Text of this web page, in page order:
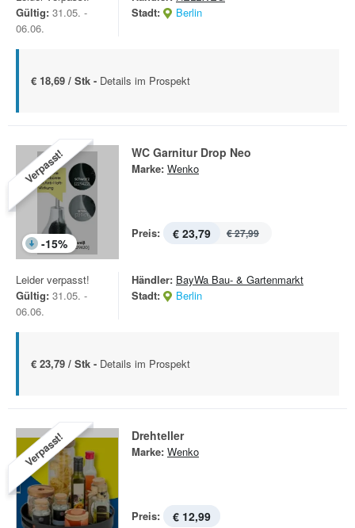
Gültig: 31.05. -
06.06.
Stadt:
Berlin
€ 18,69 / Stk - Details im Prospekt
Verpasst!
-15%
WC Garnitur Drop Neo
Marke: Wenko
Preis: € 23,79 € 27,99
Leider verpasst!
Gültig: 31.05. -
06.06.
Händler: BayWa Bau- & Gartenmarkt
Stadt:
Berlin
€ 23,79 / Stk - Details im Prospekt
Verpasst! Drehteller
Marke: Wenko
Preis: € 12,99